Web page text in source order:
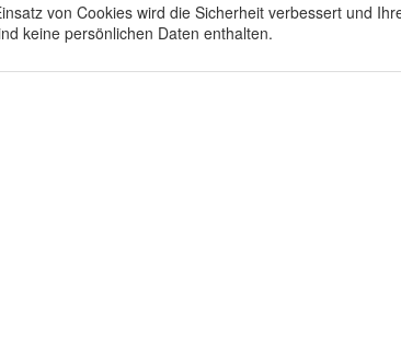
von Cookies wird die Sicherheit verbessert und
keine persönlichen Daten enthalten.